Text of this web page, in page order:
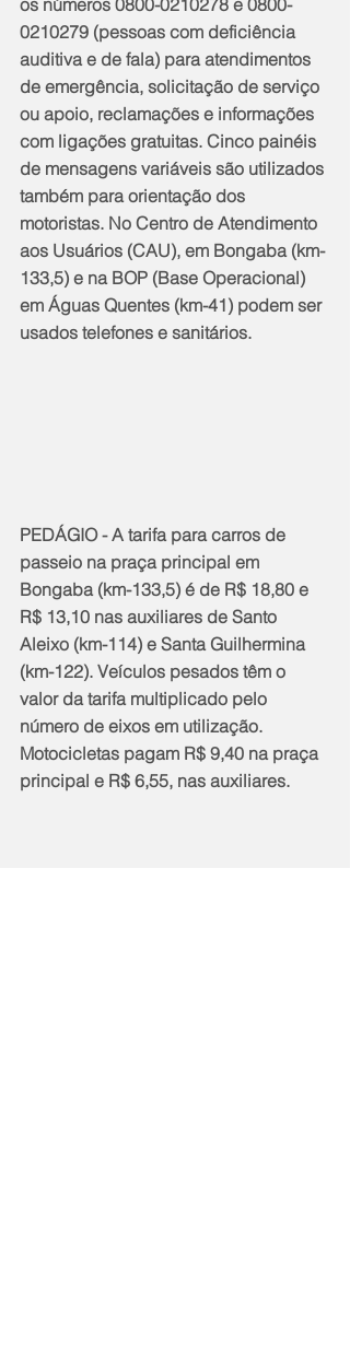
os números 0800-0210278 e 0800-
0210279 (pessoas com deficiência
auditiva e de fala) para atendimentos
de emergência, solicitação de serviço
ou apoio, reclamações e informações
com ligações gratuitas. Cinco painéis
de mensagens variáveis são utilizados
também para orientação dos
motoristas. No Centro de Atendimento
aos Usuários (CAU), em Bongaba (km-
133,5) e na BOP (Base Operacional)
em Águas Quentes (km-41) podem ser
usados telefones e sanitários.
PEDÁGIO - A tarifa para carros de
passeio na praça principal em
Bongaba (km-133,5) é de R$ 18,80 e
R$ 13,10 nas auxiliares de Santo
Aleixo (km-114) e Santa Guilhermina
(km-122). Veículos pesados têm o
valor da tarifa multiplicado pelo
número de eixos em utilização.
Motocicletas pagam R$ 9,40 na praça
principal e R$ 6,55, nas auxiliares.